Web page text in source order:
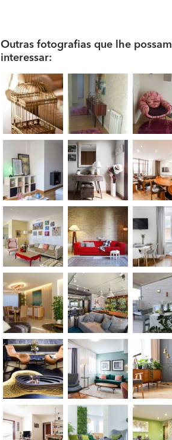
Outras fotografias que lhe possam
interessar: